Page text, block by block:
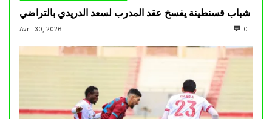
شباب قسنطينة يفسخ عقد المدرب لسعد الدريدي بالتراضي
Avril 30, 2026 0